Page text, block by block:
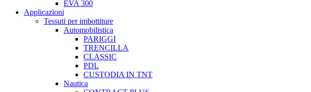
EVA 300
Applicazioni
Tessuti per imbottiture
Automobilistica
PARIGGI
TRENCILLA
CLASSIC
PDL
CUSTODIA IN TNT
Nautica